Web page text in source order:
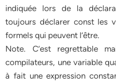
indiquée lors de la
toujours déclarer const les
formels qui peuvent l’être.
Note. C’est regrettable
compilateurs, une variable
à fait une expression